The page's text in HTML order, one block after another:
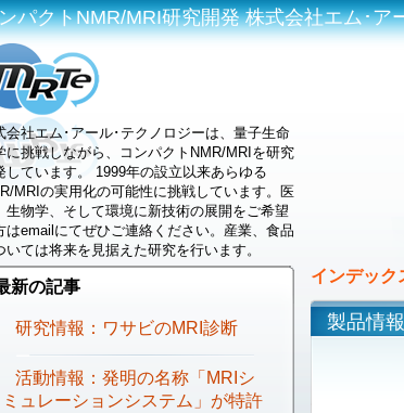
パクトNMR/MRI研究開発 株式会社エム･ア
会社エム･アール･テクノロジーは、量子生命
に挑戦しながら、コンパクトNMR/MRIを研究
しています。 1999年の設立以来あらゆる
MRIの実用化の可能性に挑戦しています。医
生物学、そして環境に新技術の展開をご希望
はemailにてぜひご連絡ください。産業、食品
いては将来を見据えた研究を行います。
新の記事
研究情報：ワサビのMRI診断
活動情報：発明の名称「MRIシ
ミュレーションシステム」が特許
インデック
製品情